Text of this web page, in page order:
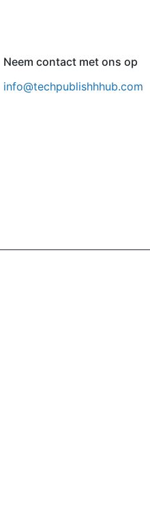
Neem contact met ons op
info@techpublishhhub.com